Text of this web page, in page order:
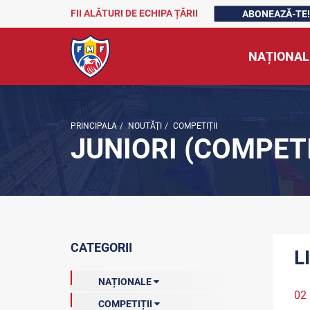
FII ALĂTURI DE ECHIPA ȚĂRII ABONEAZĂ-TE!
PRINCIPALA / NOUTĂŢI / COMPETIȚII
JUNIORI
CATEGORII
NAȚIONALE
COMPETIȚII
02